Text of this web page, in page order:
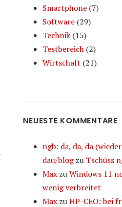
Smartphone (7)
Software (29)
Technik (15)
Testbereich (2)
Wirtschaft (21)
NEUESTE KOMMENTARE
ngb: da, da, da
dau/blogzu Tschüss
Max zuWindows 11
wenig verbreitet
Max zuHP-CEO: bei